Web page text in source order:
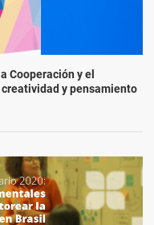
Cooperación y el
creatividad y pensamiento